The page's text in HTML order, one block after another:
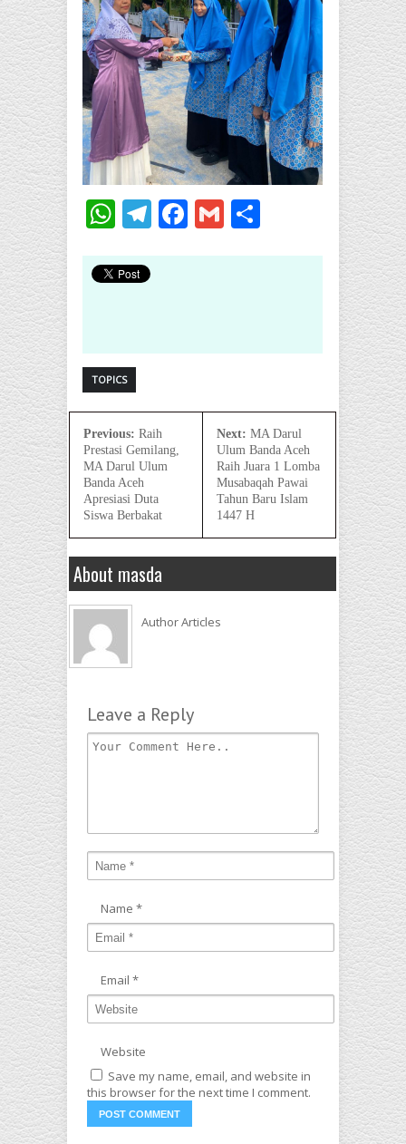
WhatsApp
Telegram
Facebook
Gmail
TOPICS
Previous: Raih
Prestasi Gemilang,
MA Darul Ulum
Banda Aceh
Apresiasi Duta
Siswa Berbakat
Next: MA Darul
Ulum Banda Aceh
Raih Juara 1 Lomba
Musabaqah Pawai
Tahun Baru Islam
1447 H
About masda
Author Articles
Leave a Reply
Name *
Email *
Website
Save my name, email, and website in
this browser for the next time I comment.